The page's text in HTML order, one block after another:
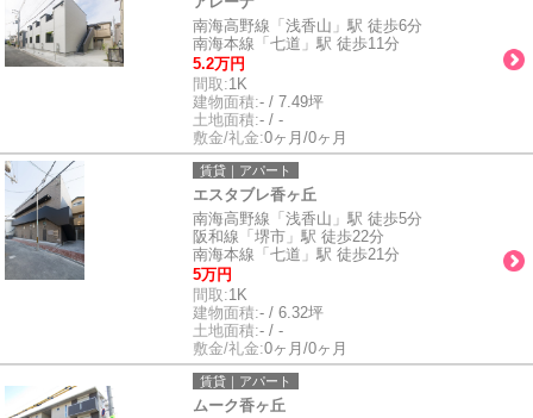
南海高野線「浅香山」駅 徒歩6分
南海本線「七道」駅 徒歩11分
5.2万円
間取:1K
建物面積:- / 7.49坪
土地面積:- / -
敷金/礼金:0ヶ月/0ヶ月
賃貸｜アパート
エスタブレ香ヶ丘
南海高野線「浅香山」駅 徒歩5分
阪和線「堺市」駅 徒歩22分
南海本線「七道」駅 徒歩21分
5万円
間取:1K
建物面積:- / 6.32坪
土地面積:- / -
敷金/礼金:0ヶ月/0ヶ月
賃貸｜アパート
ムーク香ヶ丘